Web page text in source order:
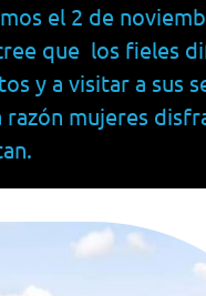
el 2 de
que los fieles
y a visitar a sus
mujeres